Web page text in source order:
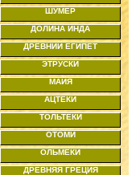
ШУМЕР
ДОЛИНА ИНДА
ДРЕВНИЙ ЕГИПЕТ
ЭТРУСКИ
МАЙЯ
АЦТЕКИ
ТОЛЬТЕКИ
ОТОМИ
ОЛЬМЕКИ
ДРЕВНЯЯ ГРЕЦИЯ